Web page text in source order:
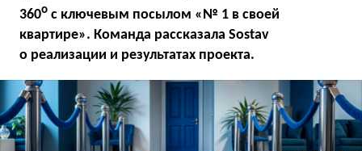
360o с ключевым посылом «№ 1 в своей
квартире». Команда рассказала Sostav
о реализации и результатах проекта.